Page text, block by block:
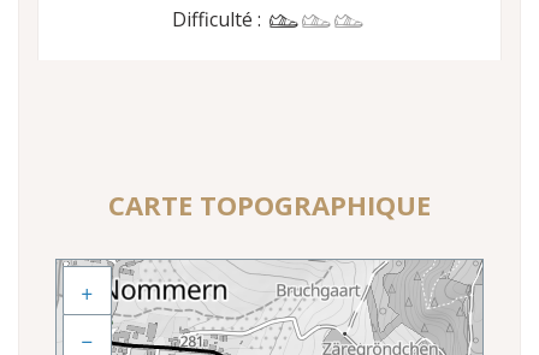
Difficulté :
CARTE TOPOGRAPHIQUE
+
−